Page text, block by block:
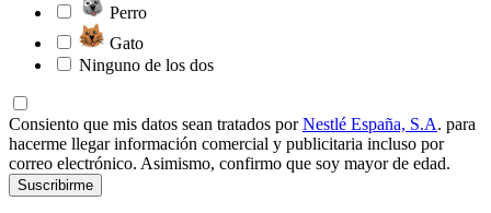
Perro
Gato
Ninguno de los dos
Consiento que mis datos sean tratados porNestlé España, S.A. para
hacerme llegar información comercial y publicitaria incluso por
correo electrónico. Asimismo, confirmo que soy mayor de edad.
Suscribirme